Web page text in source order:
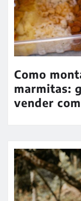
Como
marmitas:
vender